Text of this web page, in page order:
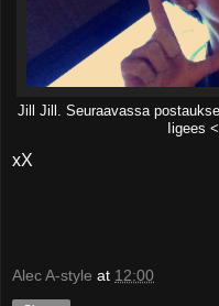
Jill Jill. Seuraavassa
Iigees
xX
Alec A-style at 12:00